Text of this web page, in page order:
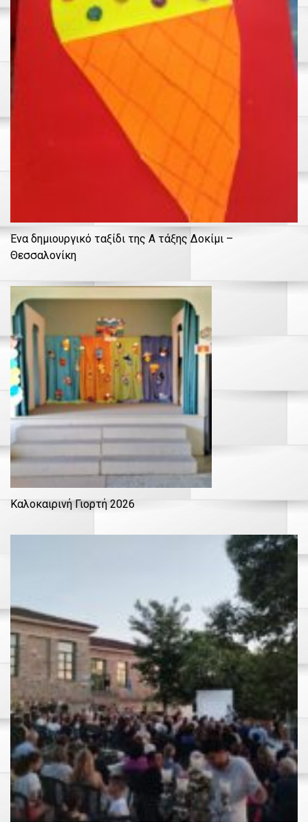
Ένα δημιουργικό ταξίδι της Α τάξης Δοκίμι –
Θεσσαλονίκη
Καλοκαιρινή Γιορτή 2026